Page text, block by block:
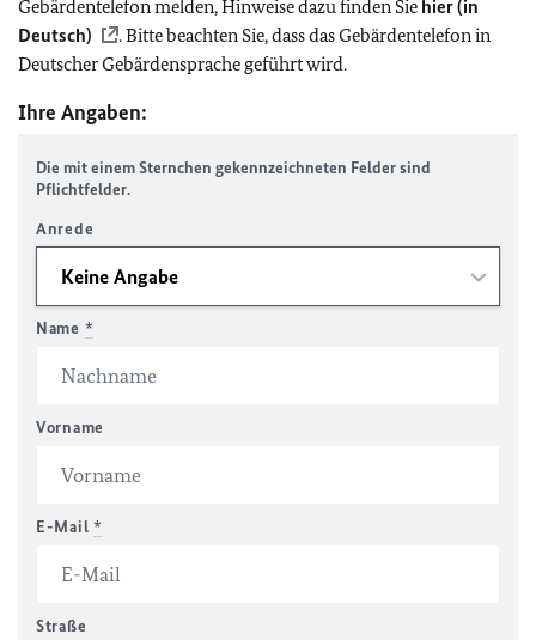
Gebärdentelefon melden, Hinweise dazu finden Sie hier (in
Deutsch)
. Bitte beachten Sie, dass das Gebärdentelefon in
Deutscher Gebärdensprache geführt wird.
Ihre Angaben:
Die mit einem Sternchen gekennzeichneten Felder sind
Pflichtfelder.
Anrede
Name *
Vorname
E-Mail *
Straße